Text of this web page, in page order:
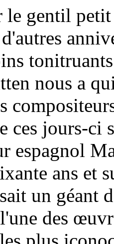
le gentil
nous a
ces jours-ci
espagnol
ans et
un géant
des